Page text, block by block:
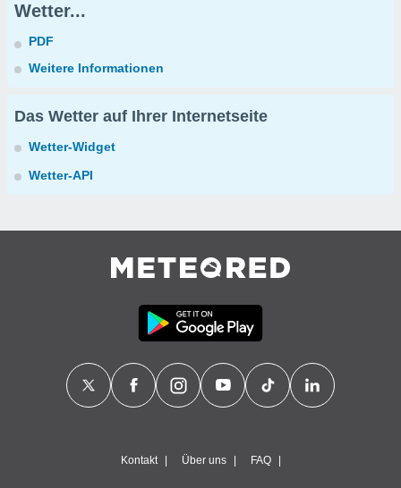
Wetter...
PDF
Weitere Informationen
Das Wetter auf Ihrer Internetseite
Wetter-Widget
Wetter-API
Kontakt Über uns FAQ